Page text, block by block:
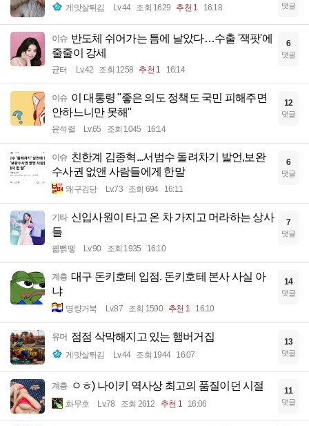
게맛살튀김 Lv.44 조회 1629 추천 1 16:18 댓글
이슈 반도체 쉬어가는 틈에 날았다…수출 '잭팟'에
줄줄이 강세
균터 Lv.42 조회 1258 추천 1 16:14
6
댓글
이슈 이 대통령 "좋은 의도 정책도 국민 피해주면
안하느니만 못해"
윤석렬 Lv.65 조회 1045 16:14
12
댓글
이슈 친한계 김종혁...서범수 돌려차기 발언,보완
수사권 없앤 사람들에게 한말
왜구김당 Lv.73 조회 694 16:11
6
댓글
기타 신입사원이 타고 온 차 가지고 머라하는 상사
들
꿻뻵뗗 Lv.90 조회 1935 16:10
7
댓글
계층 대구 돈키호테 입점. 돈키호테 본사 사실 아
냐
명량거북 Lv.87 조회 1590 추천 1 16:10
14
댓글
유머 점점 삭막해지고 있는 햄버거집
게맛살튀김 Lv.44 조회 1944 16:07
13
댓글
계층 ㅇㅎ) 나이키 역사상 최고의 품질이던 시절
화무호 Lv.78 조회 2612 추천 1 16:06
11
댓글